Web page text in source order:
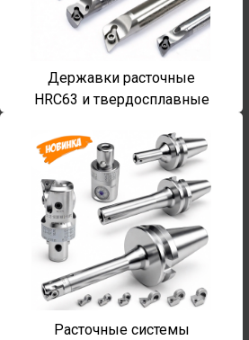
Державки расточные
HRC63 и твердосплавные
Расточные системы